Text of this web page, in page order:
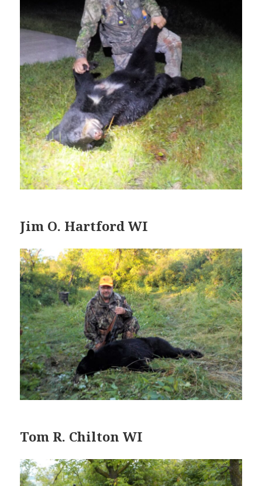
Jim O. Hartford WI
Tom R. Chilton WI